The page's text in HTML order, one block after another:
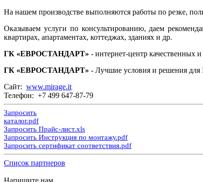
На нашем производстве выполняются работы по резке,
Оказываем услуги по консультированию, даем
квартирах, апартаментах, коттеджах, зданиях и др.
ГК «ЕВРОСТАНДАРТ» - интернет-центр
ГК «ЕВРОСТАНДАРТ» - Лучшие условия и решения для
Сайт: www.mirage.it
Телефон: +7 499 647-87-79
Запросить
каталог.pdf
Запросить Прайс-лист.xls
Запросить Инструкция по монтажу.pdf
Запросить сертификат соответствия.pdf
Список партнеров
Напишите нам